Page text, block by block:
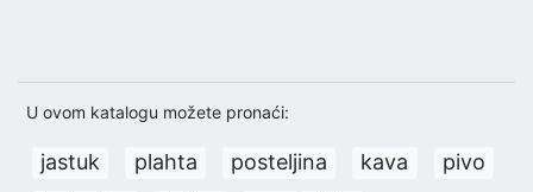
U ovom katalogu možete pronaći:
jastuk plahta posteljina kava
pivo